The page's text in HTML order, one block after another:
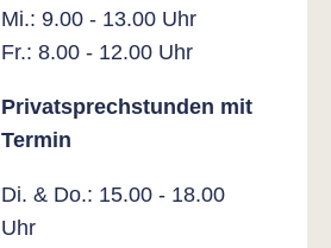
Mi.: 9.00 - 13.00 Uhr
Fr.: 8.00 - 12.00 Uhr
Privatsprechstunden mit
Termin
Di. & Do.: 15.00 - 18.00
Uhr